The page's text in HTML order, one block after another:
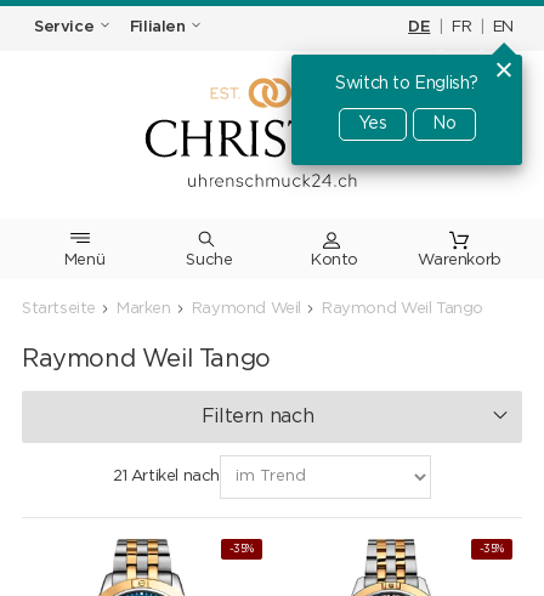
Service Filialen DE FR EN
Switch to English?
Yes No
Menü Suche Warenkorb
Startseite Marken Raymond Weil Raymond Weil Tango
Raymond Weil Tango
Filtern nach
21 Artikel nach
-35% -35%